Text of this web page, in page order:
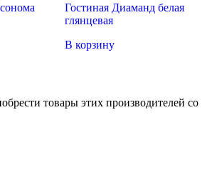
Гостиная Диаманд белая
глянцевая
В корзину
товары этих производителей со